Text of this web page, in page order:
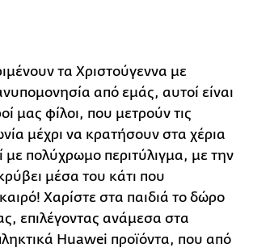
τα Χριστούγεννα με
από εμάς, αυτοί είναι
μας φίλοι, που μετρούν τις
μέχρι να κρατήσουν στα χέρια
με πολύχρωμο περιτύλιγμα, με την
μέσα του κάτι που
Χαρίστε στα παιδιά το δώρο
επιλέγοντας ανάμεσα στα
Huawei προϊόντα, που από